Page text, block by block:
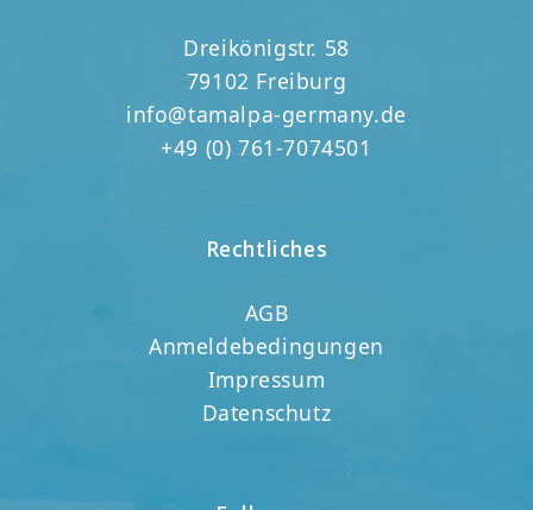
Dreikönigstr. 58
79102 Freiburg
info@tamalpa-germany.de
+49 (0) 761-7074501
Rechtliches
AGB
Anmeldebedingungen
Impressum
Datenschutz